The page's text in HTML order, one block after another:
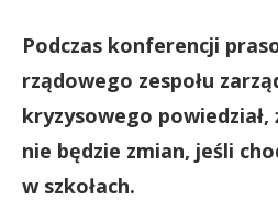
Podczas konferencji
rządowego zespołu
kryzysowego
nie będzie zmian, jeśli
w szkołach.